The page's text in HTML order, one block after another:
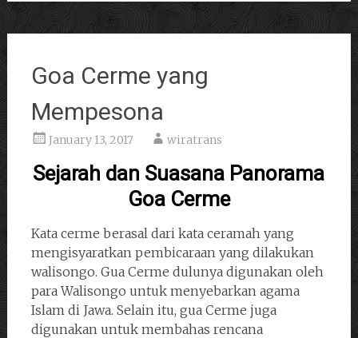
Goa Cerme yang
Mempesona
January 13, 2017 wiratrans
Sejarah dan Suasana Panorama
Goa Cerme
Kata cerme berasal dari kata ceramah yang
mengisyaratkan pembicaraan yang dilakukan
walisongo. Gua Cerme dulunya digunakan oleh
para Walisongo untuk menyebarkan agama
Islam di Jawa. Selain itu, gua Cerme juga
digunakan untuk membahas rencana